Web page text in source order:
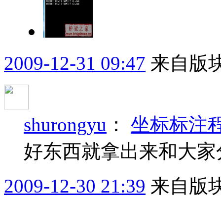
2009-12-31 09:47 来自版
shurongyu ： 坐标标注
好东西就拿出来和大
2009-12-30 21:39 来自版